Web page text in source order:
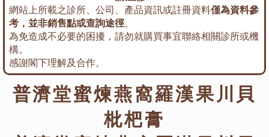
網站上所載之診所、公司、產品資訊或註冊資料僅為資料參
考，並非銷售點或查詢途徑。
為免造成不必要的困擾，請勿就購買事宜聯絡相關診所或機
構。
感謝閣下理解及合作。
普濟堂蜜煉燕窩羅漢果川貝
枇杷膏